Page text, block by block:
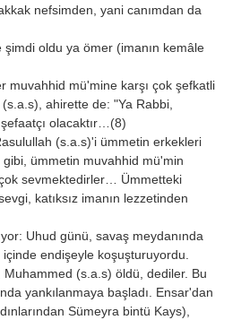
nefsimden, yani canımdan da
oldu ya ömer (imanın kemâle
muvahhid mü'mine karşı çok şefkatli
ahirette de: "Ya Rabbi,
olacaktır…(8)
(s.a.s)'i ümmetin erkekleri
ümmetin muvahhid mü'min
çok sevmektedirler… Ümmetteki
katıksız imanın lezzetinden
Uhud günü, savaş meydanında
endişeyle koşuşturuyordu.
(s.a.s) öldü, dediler. Bu
yankılanmaya başladı. Ensar'dan
Sümeyra bintü Kays),